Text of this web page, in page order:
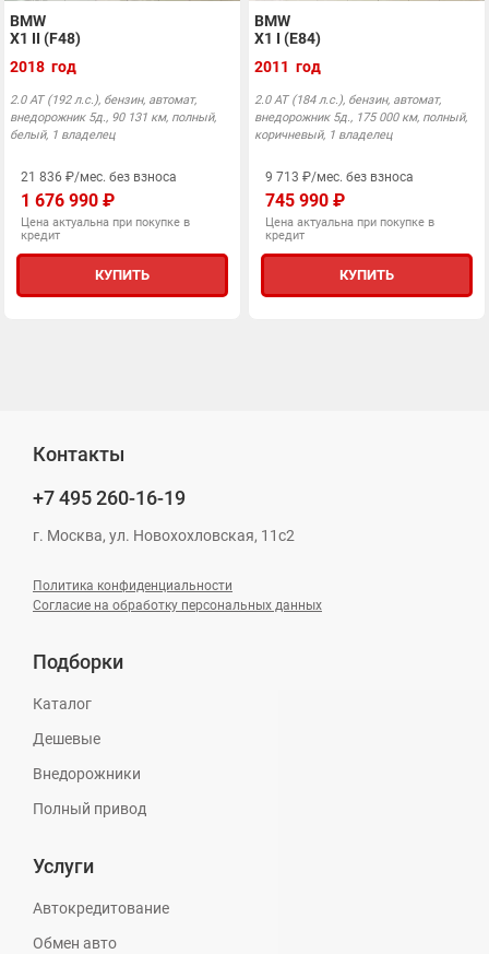
BMW
X1 II (F48)
2018 год
2.0 АТ (192 л.с.), бензин, автомат,
внедорожник 5д., 90 131 км, полный,
белый, 1 владелец
21 836 ₽/мес. без взноса
1 676 990 ₽
Цена актуальна при покупке в
кредит
КУПИТЬ
BMW
X1 I (E84)
2011 год
2.0 АТ (184 л.с.), бензин, автомат,
внедорожник 5д., 175 000 км, полный,
коричневый, 1 владелец
9 713 ₽/мес. без взноса
745 990 ₽
Цена актуальна при покупке в
кредит
КУПИТЬ
Контакты
+7 495260-16-19
г. Москва, ул. Новохохловская, 11с2
Политика конфиденциальности
Согласие на обработку персональных данных
Подборки
Каталог
Дешевые
Внедорожники
Полный привод
Услуги
Автокредитование
Обмен авто